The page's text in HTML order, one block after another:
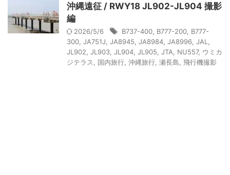
沖縄遠征 / RWY18 JL902-JL904 撮影
編
2026/5/6 B737-400 B777-200 B777-
300 JA751J JA8945 JA8984 JA8996 JAL
JL902 JL903 JL904 JL905 JTA NU557, ウミカ
ジテラス
国内旅行 沖縄旅行 瀬長島 飛行機撮影